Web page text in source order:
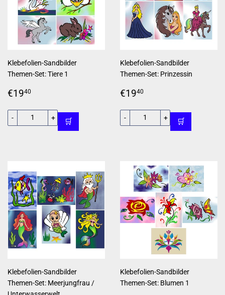
Klebefolien-Sandbilder
Themen-Set: Tiere 1
Normaler
€1940
+
- 🛒
Klebefolien-Sandbilder
Themen-Set: Prinzessin
Normaler
€1940
+
- 🛒
Klebefolien-Sandbilder
Themen-Set: Meerjungfrau /
Klebefolien-Sandbilder
Themen-Set: Blumen 1